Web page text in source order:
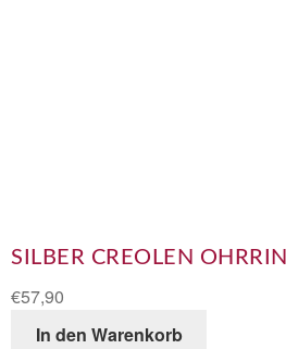
SILBER CREOLEN
€57,90
In den Warenkorb